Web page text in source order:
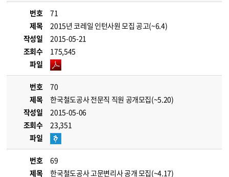
번호
71
제목
2015년 코레일 인턴사원 모집 공고(~6.4)
작성일
2015-05-21
조회수
175,545
파일
번호
70
제목
한국철도공사 전문직 직원 공개모집(~5.20)
작성일
2015-05-06
조회수
23,351
파일
번호
69
제목
한국철도공사 고문변리사 공개 모집(~4.17)